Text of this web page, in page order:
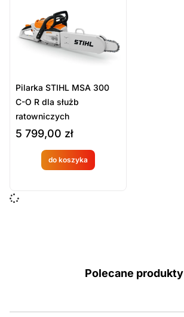
Cena
Kategorie Produktów
Akumulatorowe
Pilarki łańcuchowe
Sprzęt marki Stihl
Pilarka STIHL MSA 300
C-O R dla służb
ratowniczych
5 799,00 zł
do koszyka
Produkt
dostępny
Polecane produkty